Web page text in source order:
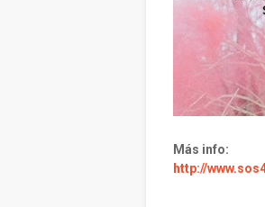
Más info:
http://